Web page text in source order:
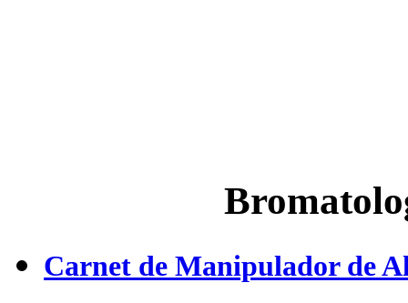
Carnet de Manipulador de